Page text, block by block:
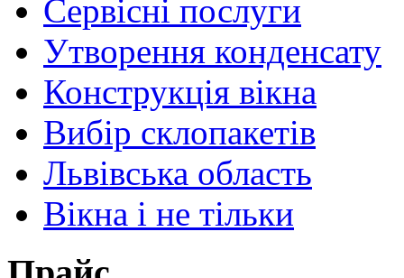
Сервісні послуги
Утворення конденсату
Конструкція вікна
Вибір склопакетів
Львівська область
Вікна і не тільки